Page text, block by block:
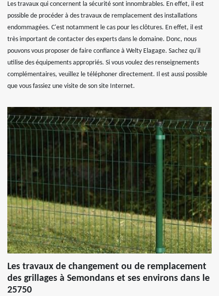
Les travaux qui concernent la sécurité sont innombrables. En effet, il est
possible de procéder à des travaux de remplacement des installations
endommagées. C'est notamment le cas pour les clôtures. En effet, il est
très important de contacter des experts dans le domaine. Donc, nous
pouvons vous proposer de faire confiance à Welty Elagage. Sachez qu'il
utilise des équipements appropriés. Si vous voulez des renseignements
complémentaires, veuillez le téléphoner directement. Il est aussi possible
que vous fassiez une visite de son site Internet.
Les travaux de changement ou de remplacement
des grillages à Semondans et ses environs dans le
25750